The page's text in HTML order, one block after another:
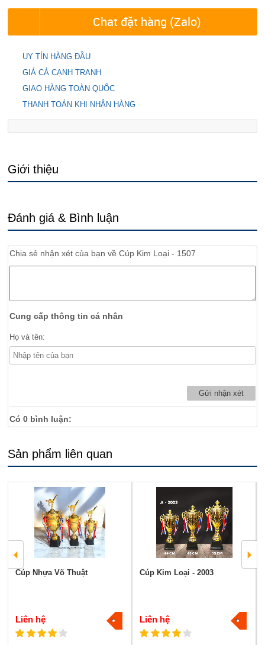
Chat đặt hàng (Zalo)
UY TÍN HÀNG ĐẦU
GIÁ CẢ CẠNH TRANH
GIAO HÀNG TOÀN QUỐC
THANH TOÁN KHI NHẬN HÀNG
Giới thiệu
Đánh giá & Bình luận
Chia sẻ nhận xét của bạn vềCúp Kim Loại - 1507
Cung cấp thông tin cá nhân
Họ và tên:
Có0 bình luận:
Sản phẩm liên quan
Cúp Nhựa Võ Thuật
Liên hệ
Cúp Kim Loại - 2003
Liên hệ